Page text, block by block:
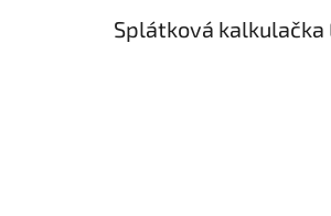
Splátková kalkulačka